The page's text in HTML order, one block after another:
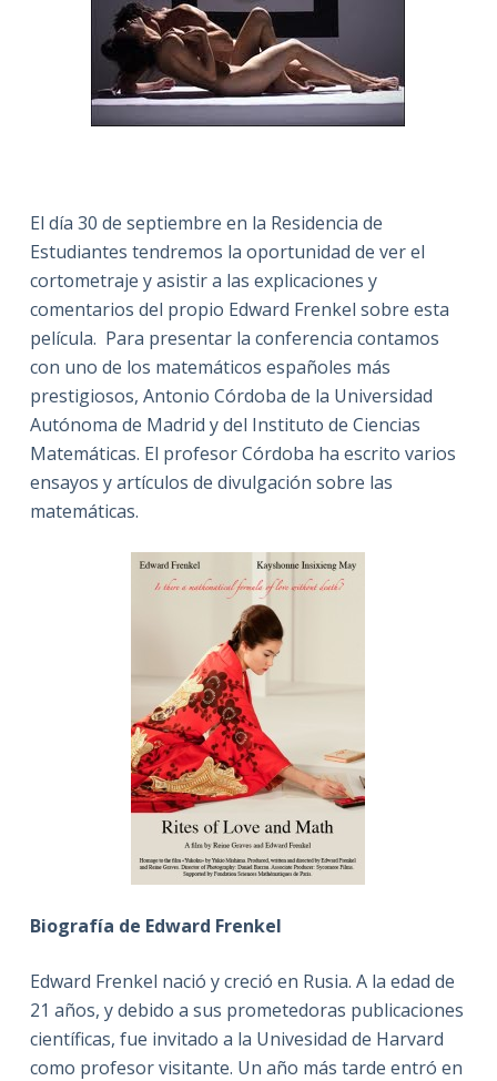
El día 30 de septiembre en la Residencia de
Estudiantes tendremos la oportunidad de ver el
cortometraje y asistir a las explicaciones y
comentarios del propio Edward Frenkel sobre esta
película. Para presentar la conferencia contamos
con uno de los matemáticos españoles más
prestigiosos, Antonio Córdoba de la Universidad
Autónoma de Madrid y del Instituto de Ciencias
Matemáticas. El profesor Córdoba ha escrito varios
ensayos y artículos de divulgación sobre las
matemáticas.
Biografía de Edward Frenkel
Edward Frenkel nació y creció en Rusia. A la edad de
21 años, y debido a sus prometedoras publicaciones
científicas, fue invitado a la Univesidad de Harvard
como profesor visitante. Un año más tarde entró en